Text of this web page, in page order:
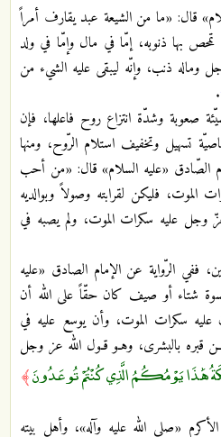
قال: «ما من الشيعة عبد يقارف أمراً
بها ذنوبه، إمّا في مال وإمّا في ولد
وماله ذنب، وإنّه ليبقى عليه الشيء من
.
صعوبة وشدّة انتزاع روح فاعلها، فإن
تسهيل وتخفيف استلام الرّوح، ومنها
الصّادق «عليه السلام» قال: «من أحب
فليكن لقرابته وصولاً وبوالديه
وجل عليه سكرات الموت، ولم يصبه في
ففي الرّواية عن الإمام الصادق «عليه
شتاء أو صيف كان حقّاً على الله أن
سكرات الموت، وأن يوسع عليه في
قبره بالبشرى، وهـو قـول الله عز وجل
هَٰذَا يَوْمُكُمُ الَّذِي كُنْتُمْ تُوعَدُونَ﴾
«صلى الله عليه وآله»، وأهل بيته